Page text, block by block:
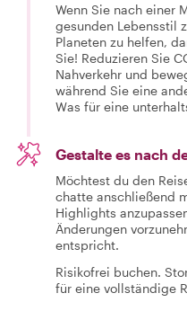
Wenn Sie nach einer
gesunden Lebensstil
Planeten zu helfen,
Sie! Reduzieren Sie
Nahverkehr und
während Sie eine
Was für eine
Gestalte es nach
Möchtest du den
chatte anschließend
Highlights
Änderungen
entspricht.
Risikofrei buchen.
für eine vollständige